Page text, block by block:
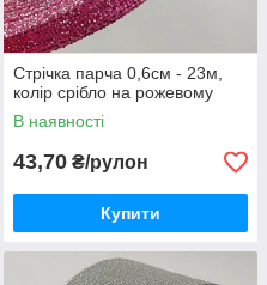
Стрічка парча 0,6см - 23м,
колір срібло на рожевому
В наявності
43,70 ₴/рулон
Купити